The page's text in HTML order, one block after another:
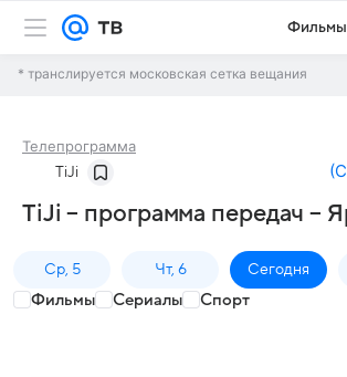
Фильмы
* транслируется московская сетка вещания
Телепрограмма
TiJi (
TiJi – программа передач –
Ср, 5 Чт, 6 Сегодня
Фильмы Сериалы Спорт